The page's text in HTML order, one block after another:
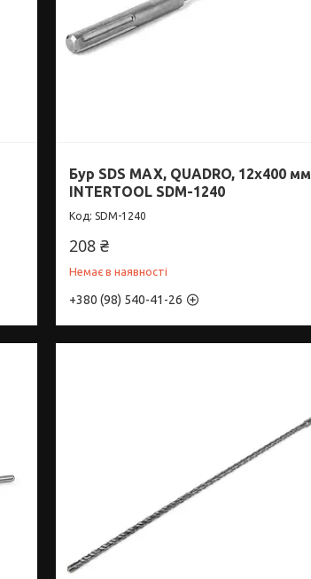
Бур SDS MAX, QUADRO, 12x400 мм
INTERTOOL SDM-1240
SDM-1240
208 ₴
Немає в наявності
+380 (98) 540-41-26